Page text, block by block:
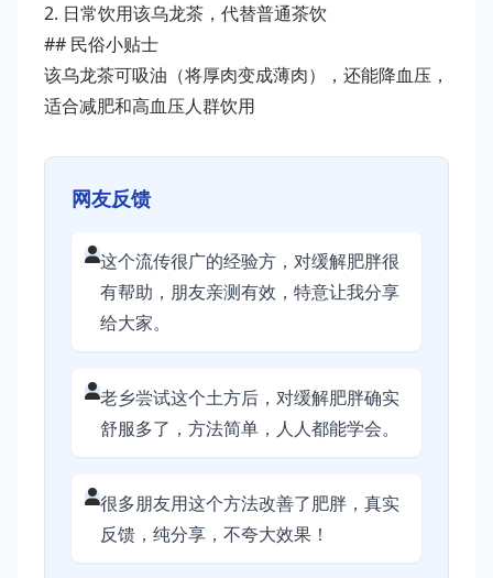
2. 日常饮用该乌龙茶，代替普通茶饮
## 民俗小贴士
该乌龙茶可吸油（将厚肉变成薄肉），还能降血压，
适合减肥和高血压人群饮用
网友反馈
这个流传很广的经验方，对缓解肥胖很
有帮助，朋友亲测有效，特意让我分享
给大家。
老乡尝试这个土方后，对缓解肥胖确实
舒服多了，方法简单，人人都能学会。
很多朋友用这个方法改善了肥胖，真实
反馈，纯分享，不夸大效果！